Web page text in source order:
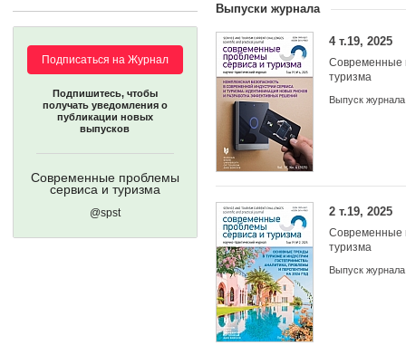
Подписаться на Журнал
Подпишитесь, чтобы
получать уведомления о
публикации новых
выпусков
Современные проблемы
сервиса и туризма
@spst
Выпуски журнала
4 т.19, 2025
Современные
туризма
Выпуск журнала
2 т.19, 2025
Современные
туризма
Выпуск журнала